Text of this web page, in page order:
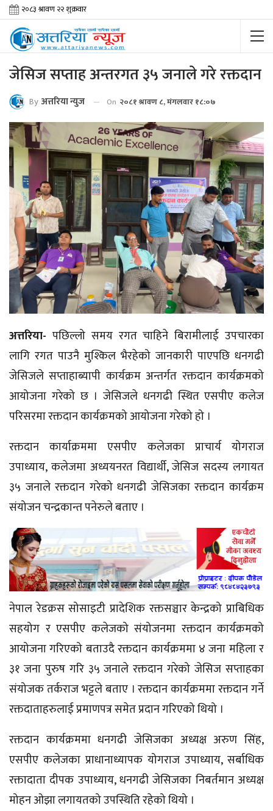
जेसिज सप्ताह अन्तरगत ३५ जनाले गरे रक्तदान
By अत्तरिया न्युज On २०८१ श्रावण ८, मंगलवार १८:०७
अत्तरिया- पछिल्लो समय रगत चाहिने बिरामीलाई उपचारका
लागि रगत पाउनै मुश्किल भैरहेको जानकारी पाएपछि धनगढी
जेसिजले सप्ताहाब्यापी कार्यक्रम अन्तर्गत रक्तदान कार्यक्रमको
आयोजना गरेको छ । जेसिजले धनगढी स्थित एसपीए कलेज
परिसरमा रक्तदान कार्यक्रमको आयोजना गरेको हो ।
रक्तदान कार्याक्रममा एसपीए कलेजका प्राचार्य योगराज
उपाध्याय, कलेजमा अध्ययनरत विद्यार्थी, जेसिज सदस्य लगायत
३५ जनाले रक्तदान गरेको धनगढी जेसिजका रक्तदान कार्यक्रम
संयोजन चन्द्रकान्त पनेरुले बताए ।
नेपाल रेडक्रस सोसाइटी प्रादेशिक रक्तसञ्चार केन्द्रको प्राबिधिक
सहयोग र एसपीए कलेजको संयोजनमा रक्तदान कार्यक्रमको
आयोजना गरिएको बताउदै रक्तदान कार्यक्रममा ४ जना महिला र
३१ जना पुरुष गरि ३५ जनाले रक्तदान गरेको जेसिज सप्ताहका
संयोजक तर्कराज भट्टले बताए । रक्तदान कार्यक्रममा रक्तदान गर्ने
रक्तदाताहरुलाई प्रमाणपत्र समेत प्रदान गरिएको थियो ।
रक्तदान कार्यक्रममा धनगढी जेसिजका अध्यक्ष अरुण सिंह,
एसपीए कलेजका प्राधानाध्यापक योगराज उपाध्याय, सर्बाधिक
रक्तादाता दीपक उपाध्याय, धनगढी जेसिजका निबर्तमान अध्यक्ष
मोहन ओझा लगायतको उपस्थिति रहेको थियो ।